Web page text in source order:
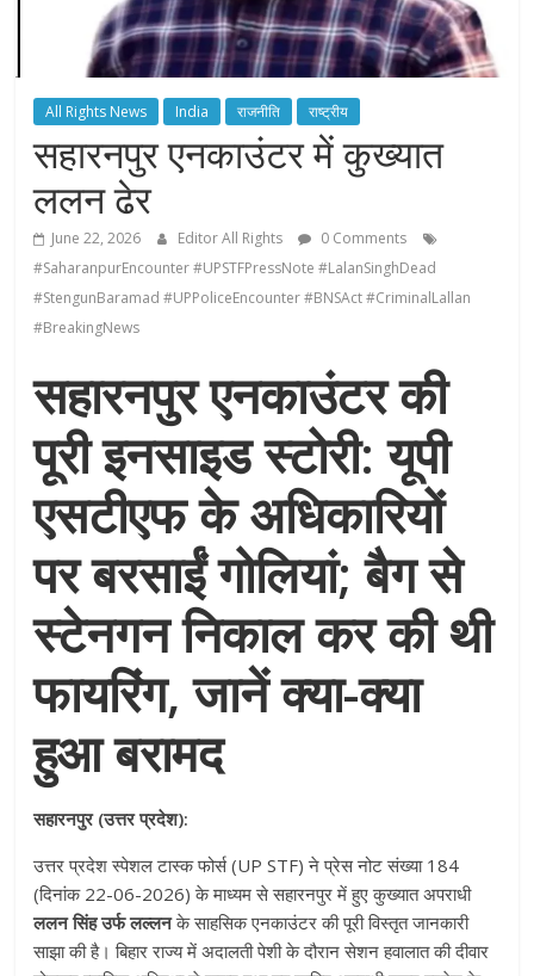
All Rights News India राजनीति राष्ट्रीय
सहारनपुर एनकाउंटर में कुख्यात
ललन ढेर
June 22, 2026 Editor All Rights
0 Comments
#SaharanpurEncounter #UPSTFPressNote #LalanSinghDead
#StengunBaramad #UPPoliceEncounter #BNSAct #CriminalLallan
#BreakingNews
सहारनपुर एनकाउंटर की
पूरी इनसाइड स्टोरी: यूपी
एसटीएफ के अधिकारियों
पर बरसाईं गोलियां; बैग से
स्टेनगन निकाल कर की थी
फायरिंग, जानें क्या-क्या
हुआ बरामद
सहारनपुर (उत्तर प्रदेश):
उत्तर प्रदेश स्पेशल टास्क फोर्स (UP STF) ने प्रेस नोट संख्या 184
(दिनांक 22-06-2026) के माध्यम से सहारनपुर में हुए कुख्यात अपराधी
ललन सिंह उर्फ लल्लनके साहसिक एनकाउंटर की पूरी विस्तृत जानकारी
साझा की है। बिहार राज्य में अदालती पेशी के दौरान सेशन हवालात की दीवार